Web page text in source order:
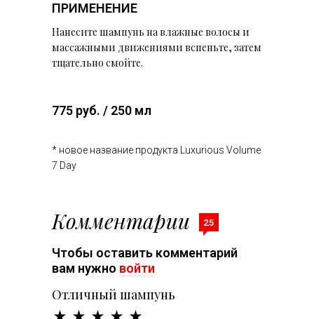
ПРИМЕНЕНИЕ
Нанесите шампунь на влажные волосы и
массажными движениями вспеньте, затем
тщательно смойте.
775 руб. / 250 мл
* новое название продукта Luxurious Volume
7 Day
Комментарии 25
Чтобы оставить комментарий
вам нужно войти
Отличный шампунь